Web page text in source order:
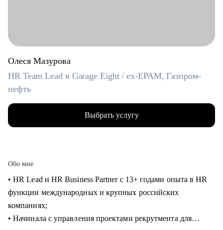
Олеся Мазурова
HR Team Lead в Garage Eight / ex-EPAM, Газпром-
нефть
Выбрать услугу
Обо мне
• HR Lead и HR Business Partner с 13+ годами опыта в HR
функции международных и крупных российских
компаниях;
• Начинала с управления проектами рекрутмента для